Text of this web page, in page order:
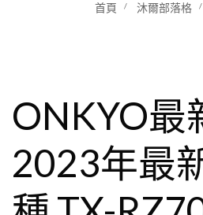
首頁 沐爾部落格
ONKYO最
2023年最